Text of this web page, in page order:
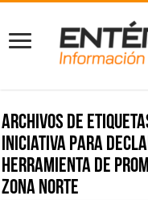
Archivos de
iniciativa para
herramienta de
zona Norte